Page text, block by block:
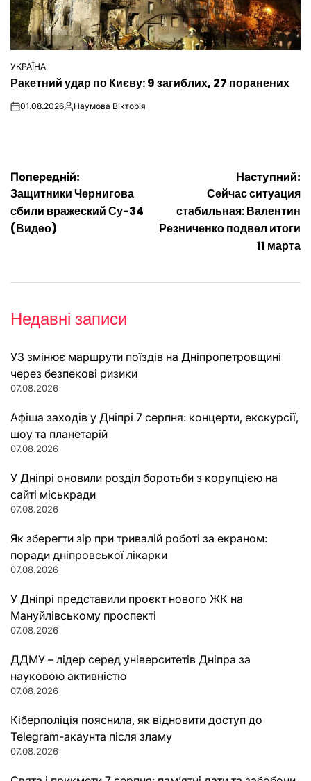
ОПУБЛІКУВАТИ
У
УКРАЇНА
Ракетний удар по Києву: 9 загиблих, 27 поранених
on01.08.2026Опубліковано
Наумова Вікторія
Навігація
записів
Попередній:
Защитники Чернигова
сбили вражеский Су-34
(Видео)
Наступний:
Сейчас ситуация
стабильная: Валентин
Резниченко подвел итоги
11 марта
Недавні записи
УЗ змінює маршрути поїздів на Дніпропетровщині
через безпекові ризики
07.08.2026
Афіша заходів у Дніпрі 7 серпня: концерти, екскурсії,
шоу та планетарій
07.08.2026
У Дніпрі оновили розділ боротьби з корупцією на
сайті міськради
07.08.2026
Як зберегти зір при тривалій роботі за екраном:
поради дніпровської лікарки
07.08.2026
У Дніпрі представили проєкт нового ЖК на
Мануйлівському проспекті
07.08.2026
ДДМУ – лідер серед університетів Дніпра за
науковою активністю
07.08.2026
Кіберполіція пояснила, як відновити доступ до
Telegram-акаунта після зламу
07.08.2026